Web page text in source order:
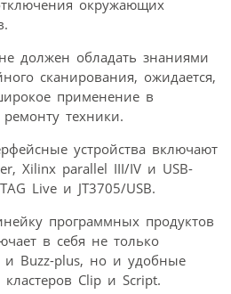
окружающих
должен обладать знаниями
сканирования, ожидается,
применение в
техники.
устройства включают
Xilinx parallel III/IV и USB-
Live и JT3705/USB.
программных продуктов
в себя не только
Buzz-plus, но и удобные
кластеров Clip и Script.